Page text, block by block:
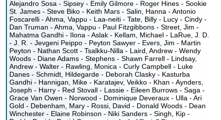
Alejandro Sosa - Sipsey - Emily Gilmore - Roger Hines - Sookie
St. James - Steve Biko - Keith Mars - Salin, Hanna - Antonio
Foscarelli - Ahma, Vappu - Laa-neiti - Tate, Billy - Lucy - Cindy -
Dan Truman - Ahma, Vappu - Paul Fitzgibbons - Street, Jim -
Mahatma Gandhi - Ilona - Aslak - Kellam, Michael - LaRue, J. D.
- J. R. - Jevgeni Peippo - Peyton Sawyer - Evers, Jim - Martin
Peyton - Nathan Scott - Tsalkku-Nilla - Laird, Andrew - Wendy
Woods - Diane Adams - Stephens - Shawn Farrell - Lindsay,
Andrew - Walter - Rawling, Monica - Curly Campbell - Luke
Danes - Schmidt, Hildegarde - Deborah Clasky - Kasturba
Gandhi - Hannigan, Mike - Karatajev, Veikko - Khan - Aynders,
Joseph - Harry - Red Stovall - Lassie - Eileen Burrows - Saga -
Grace Van Owen - Norwood - Dominique Deveraux - Ulla - Ari
Gold - Debenham, Mary - Rossi, David - Donald Woods - Dean
Winchester - Elaine Robinson - Niki Sanders - Singh, Kip -